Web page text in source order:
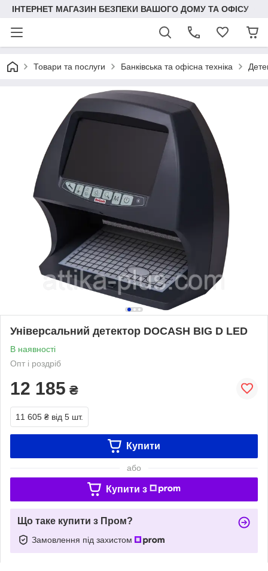
ІНТЕРНЕТ МАГАЗИН БЕЗПЕКИ ВАШОГО ДОМУ ТА ОФІСУ
Товари та послуги Банківська та офісна техніка
Універсальний детектор DOCASH BIG D LED
В наявності
Опт і роздріб
12 185 ₴
11 605 ₴ від 5 шт.
Купити
або
Купити з
Що таке купити з Пром?
Замовлення під захистом